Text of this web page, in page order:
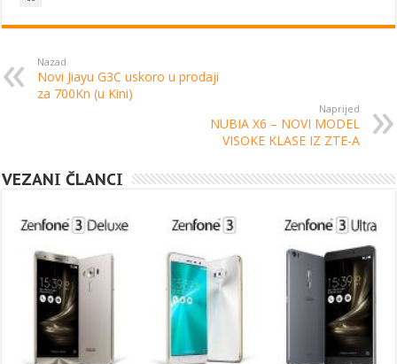
Nazad
Novi Jiayu G3C uskoro u prodaji
za 700Kn (u Kini)
Naprijed
NUBIA X6 – NOVI MODEL
VISOKE KLASE IZ ZTE-A
VEZANI ČLANCI